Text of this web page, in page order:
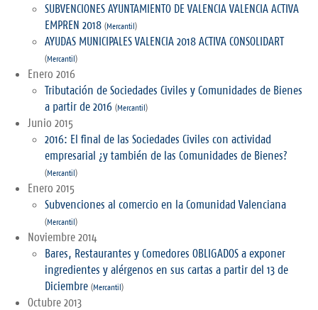
SUBVENCIONES AYUNTAMIENTO DE VALENCIA VALENCIA ACTIVA
EMPREN 2018 (Mercantil)
AYUDAS MUNICIPALES VALENCIA 2018 ACTIVA CONSOLIDART
(Mercantil)
Enero 2016
Tributación de Sociedades Civiles y Comunidades de Bienes
a partir de 2016 (Mercantil)
Junio 2015
2016: El final de las Sociedades Civiles con actividad
empresarial ¿y también de las Comunidades de Bienes?
(Mercantil)
Enero 2015
Subvenciones al comercio en la Comunidad Valenciana
(Mercantil)
Noviembre 2014
Bares, Restaurantes y Comedores OBLIGADOS a exponer
ingredientes y alérgenos en sus cartas a partir del 13 de
Diciembre (Mercantil)
Octubre 2013